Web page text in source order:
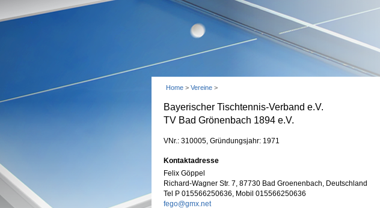
Home > Vereine >
Bayerischer Tischtennis-Verband e.V.
TV Bad Grönenbach 1894 e.V.
VNr.: 310005, Gründungsjahr: 1971
Kontaktadresse
Felix Göppel
Richard-Wagner Str. 7, 87730 Bad Groenenbach, Deutschland
Tel P 015566250636, Mobil 015566250636
fego@gmx.net